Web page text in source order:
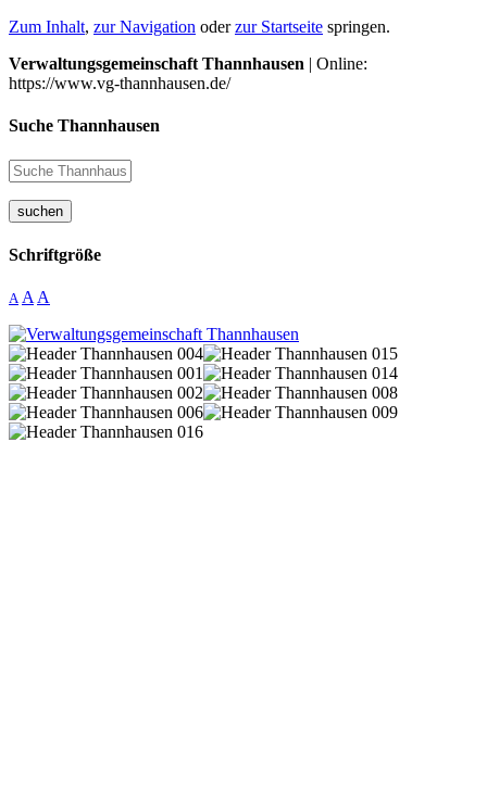
Zum Inhalt, zur Navigation oderzur Startseite springen.
Verwaltungsgemeinschaft Thannhausen | Online:
https://www.vg-thannhausen.de/
Suche Thannhausen
suchen
Schriftgröße
A A A